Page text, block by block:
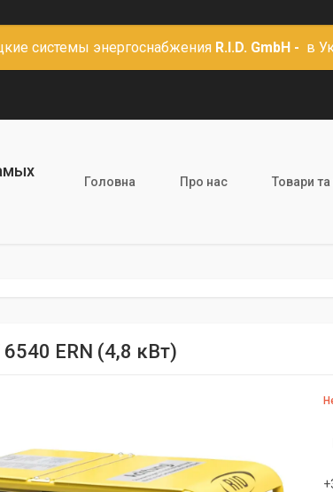
системы энергоснабжения R.I.D. GmbH - в
Головна Про нас Товари та
6540 ERN (4,8 кВт)